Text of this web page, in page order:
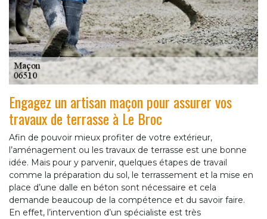
Engagez un artisan maçon pour assurer vos
travaux de terrasse à Le Broc
Afin de pouvoir mieux profiter de votre extérieur,
l’aménagement ou les travaux de terrasse est une bonne
idée. Mais pour y parvenir, quelques étapes de travail
comme la préparation du sol, le terrassement et la mise en
place d’une dalle en béton sont nécessaire et cela
demande beaucoup de la compétence et du savoir faire.
En effet, l’intervention d’un spécialiste est très